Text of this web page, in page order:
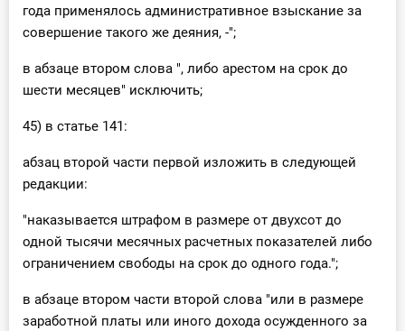
года применялось административное взыскание за
совершение такого же деяния, -";
в абзаце втором слова ", либо арестом на срок до
шести месяцев" исключить;
45) в статье 141:
абзац второй части первой изложить в следующей
редакции:
"наказывается штрафом в размере от двухсот до
одной тысячи месячных расчетных показателей либо
ограничением свободы на срок до одного года.";
в абзаце втором части второй слова "или в размере
заработной платы или иного дохода осужденного за